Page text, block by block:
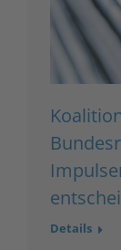
Details